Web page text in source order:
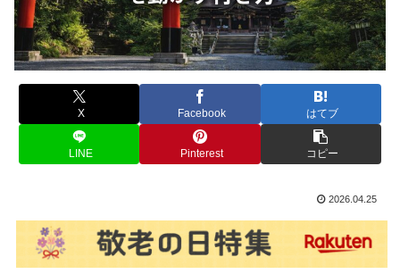
X Facebook はてブ
LINE Pinterest コピー
2026.04.25